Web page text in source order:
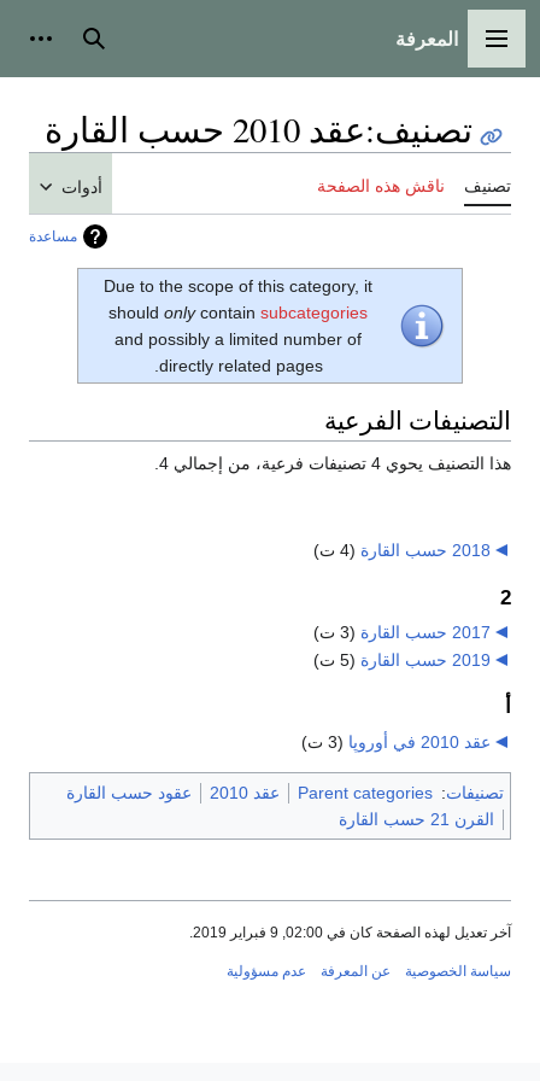
القائمة الرئيسية
المعرفة بحث
تصنيف:عقد 2010 حسب القارة
تصنيف ناقش هذه الصفحة أدوات
مساعدة
Due to the scope of this category, it
should onlycontain subcategories
and possibly a limited number of
directly related pages.
التصنيفات الفرعية
هذا التصنيف يحوي 4 تصنيفات فرعية، من إجمالي 4.
2018 حسب القارة (4 ت)
2
2017 حسب القارة
(3 ت)
2019 حسب القارة
(5 ت)
عقد 2010 في أوروپا (3 ت)
تصنيفات:
Parent categories عقد 2010
عقود حسب القارة
القرن 21 حسب القارة
آخر تعديل لهذه الصفحة كان في 02:00, 9 فبراير 2019.
سياسة الخصوصية عن المعرفة عدم مسؤولية